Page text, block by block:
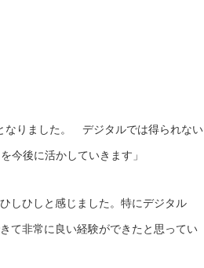
なりました。 デジタルでは得られない
今後に活かしていきます」
しひしと感じました。特にデジタル
て非常に良い経験ができたと思ってい